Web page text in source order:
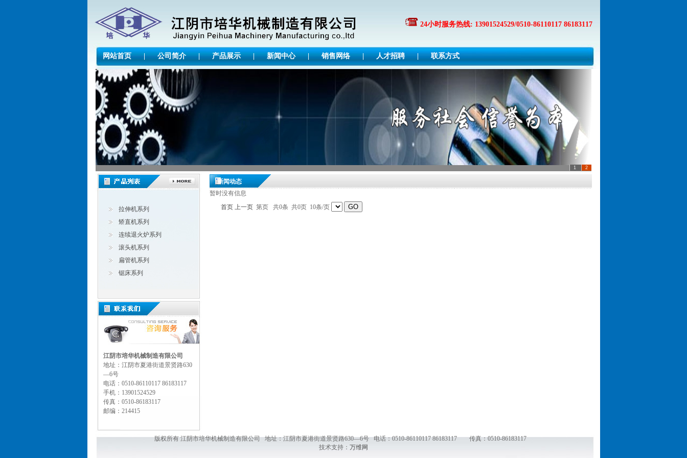
24小时服务热线: 13901524529/0510-86110117 86183117
网站首页 | 公司简介 | 产品展示 | 新闻中心 | 销售网络 | 人才招聘 | 联系方式
1 2
拉伸机系列
矫直机系列
连续退火炉系列
滚头机系列
扁管机系列
锯床系列
江阴市培华机械制造有限公司
地址：江阴市夏港街道景贤路630
—6号
电话：0510-86110117 86183117
手机：13901524529
传真：0510-86183117
邮编：214415
新闻动态
暂时没有信息
首页 上一页第页 共0条 共0页 10条/页
版权所有 江阴市培华机械制造有限公司 地址：江阴市夏港街道景贤路630—6号 电话：0510-86110117 86183117 传真：0510-86183117
技术支持： 万维网